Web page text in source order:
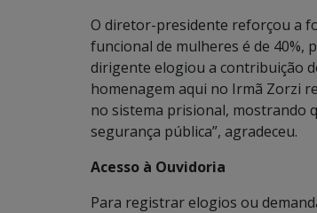
O diretor-presidente reforçou a
funcional de mulheres é de 40%,
dirigente elogiou a contribuição
homenagem aqui no Irmã Zorzi
no sistema prisional, mostrando
segurança pública”, agradeceu.
Acesso à Ouvidoria
Para registrar elogios ou